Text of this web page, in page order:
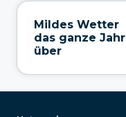
Mildes Wetter
das ganze Jahr
über